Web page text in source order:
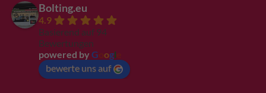
Bolting.eu
4.9
Basierend auf 94
Bewertungen
powered by G ogl
bewerte uns auf